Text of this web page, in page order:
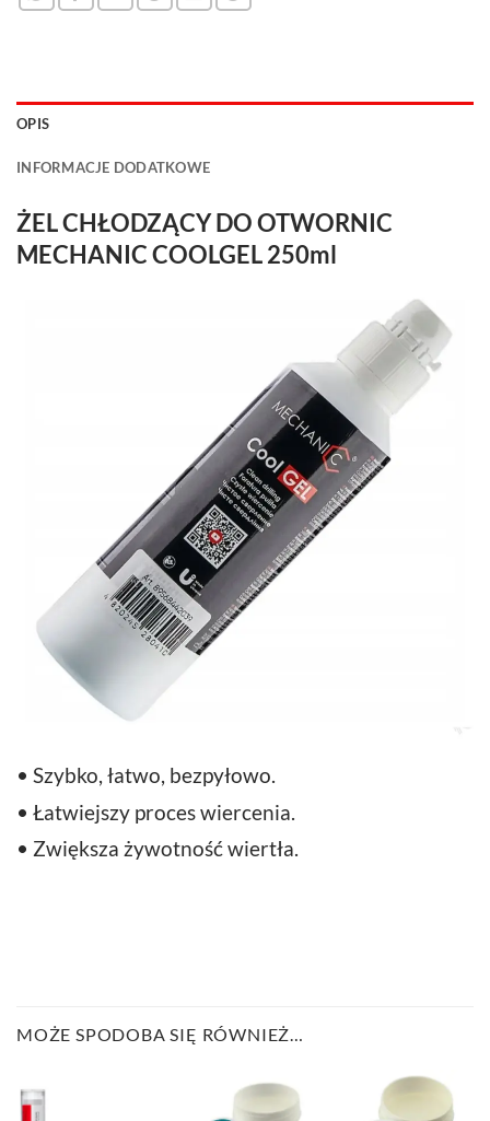
OPIS
INFORMACJE DODATKOWE
ŻEL CHŁODZĄCY DO OTWORNIC
MECHANIC COOLGEL 250ml
• Szybko, łatwo, bezpyłowo.
• Łatwiejszy proces wiercenia.
• Zwiększa żywotność wiertła.
MOŻE SPODOBA SIĘ RÓWNIEŻ…